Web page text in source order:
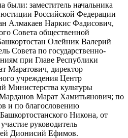
были: заместитель начальника
Российской Федерации
Алмакаев Наркис Фадисович,
Совета общественной
Олейник Валерий
Совета по государственно-
при Главе Республики
Маратович, директор
учреждения Центр
Министерства культуры
Марат Хамитьянович; по
и по благословению
Никона, от
руководитель
Дионисий Ефимов.